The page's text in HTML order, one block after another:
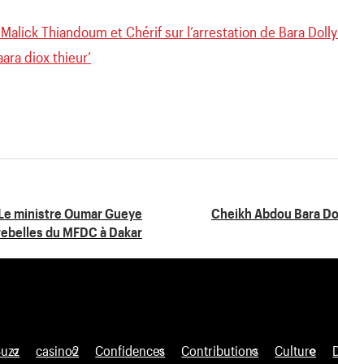
Malick Thiandoum et Chérif sur l’arrestation de Bara
diox thieur’
ministre Oumar Gueye
du MFDC à Dakar
Cheikh Abdou Bara
casino2 Confidences Contributions Culture